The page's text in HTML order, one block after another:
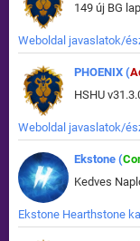
Weboldal javaslatok/
PHOENIX (
HSHU
Weboldal javaslatok/
Ekstone (
Kedves
Ekstone Hearthstone